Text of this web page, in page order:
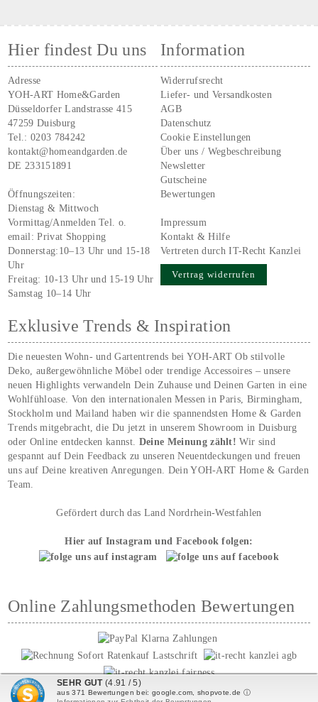
Hier findest Du uns
Adresse
YOH-ART Home&Garden
Düsseldorfer Landstrasse 415
47259 Duisburg
Tel.:0203 784242
kontakt@homeandgarden.de
DE 233151891
Öffnungszeiten:
Dienstag & Mittwoch
Vormittag/Anmelden Tel. o.
email:Privat Shopping
Donnerstag:10–13 Uhr und 15-18
Uhr
Freitag: 10-13 Uhr und 15-19 Uhr
Samstag 10–14 Uhr
Information
Widerrufsrecht
Liefer- und Versandkosten
AGB
Datenschutz
Cookie Einstellungen
Über uns / Wegbeschreibung
Newsletter
Gutscheine
Bewertungen
Impressum
Kontakt & Hilfe
Vertreten durch IT-Recht Kanzlei
Vertrag widerrufen
Exklusive Trends & Inspiration
Die neuesten Wohn- und Gartentrends bei YOH‑ART Ob stilvolle
Deko, außergewöhnliche Möbel oder trendige Accessoires – unsere
neuen Highlights verwandeln Dein Zuhause und Deinen Garten in eine
Wohlfühloase. Von den internationalen Messen in Paris, Birmingham,
Stockholm und Mailand haben wir die spannendsten Home & Garden
Trends mitgebracht, die Du jetzt in unserem Showroom in Duisburg
oder Online entdecken kannst. Deine Meinung zählt!Wir sind
gespannt auf Dein Feedback zu unseren Neuentdeckungen und freuen
uns auf Deine kreativen Anregungen. Dein YOH‑ART Home & Garden
Team.
Gefördert durch das Land Nordrhein-Westfahlen
Hier auf Instagram und Facebook folgen:
Online Zahlungsmethoden Bewertungen
SEHR GUT (4.91 / 5)
aus371 Bewertungen bei: google.com, shopvote.de ⓘ